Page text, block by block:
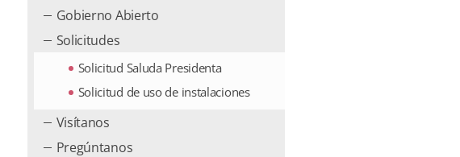
Gobierno Abierto
Solicitudes
Solicitud Saluda Presidenta
Solicitud de uso de instalaciones
Visítanos
Pregúntanos